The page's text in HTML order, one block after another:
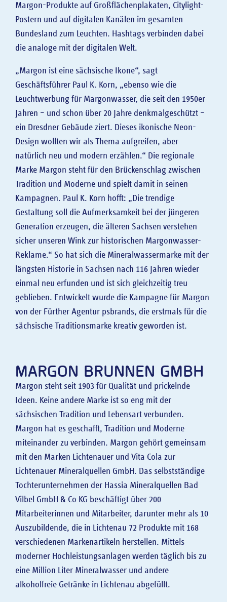
Margon-Produkte auf Großflächenplakaten, Citylight-
Postern und auf digitalen Kanälen im gesamten
Bundesland zum Leuchten. Hashtags verbinden dabei
die analoge mit der digitalen Welt.
„Margon ist eine sächsische Ikone“, sagt
Geschäftsführer Paul K. Korn, „ebenso wie die
Leuchtwerbung für Margonwasser, die seit den 1950er
Jahren – und schon über 20 Jahre denkmalgeschützt –
ein Dresdner Gebäude ziert. Dieses ikonische Neon-
Design wollten wir als Thema aufgreifen, aber
natürlich neu und modern erzählen.“ Die regionale
Marke Margon steht für den Brückenschlag zwischen
Tradition und Moderne und spielt damit in seinen
Kampagnen. Paul K. Korn hofft: „Die trendige
Gestaltung soll die Aufmerksamkeit bei der jüngeren
Generation erzeugen, die älteren Sachsen verstehen
sicher unseren Wink zur historischen Margonwasser-
Reklame.“ So hat sich die Mineralwassermarke mit der
längsten Historie in Sachsen nach 116 Jahren wieder
einmal neu erfunden und ist sich gleichzeitig treu
geblieben. Entwickelt wurde die Kampagne für Margon
von der Fürther Agentur psbrands, die erstmals für die
sächsische Traditionsmarke kreativ geworden ist.
MARGON BRUNNEN GMBH
Margon steht seit 1903 für Qualität und prickelnde
Ideen. Keine andere Marke ist so eng mit der
sächsischen Tradition und Lebensart verbunden.
Margon hat es geschafft, Tradition und Moderne
miteinander zu verbinden. Margon gehört gemeinsam
mit den Marken Lichtenauer und Vita Cola zur
Lichtenauer Mineralquellen GmbH. Das selbstständige
Tochterunternehmen der Hassia Mineralquellen Bad
Vilbel GmbH & Co KG beschäftigt über 200
Mitarbeiterinnen und Mitarbeiter, darunter mehr als 10
Auszubildende, die in Lichtenau 72 Produkte mit 168
verschiedenen Markenartikeln herstellen. Mittels
moderner Hochleistungsanlagen werden täglich bis zu
eine Million Liter Mineralwasser und andere
alkoholfreie Getränke in Lichtenau abgefüllt.